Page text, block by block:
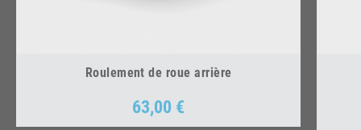
Roulement de roue arrière
Prix
63,00 €